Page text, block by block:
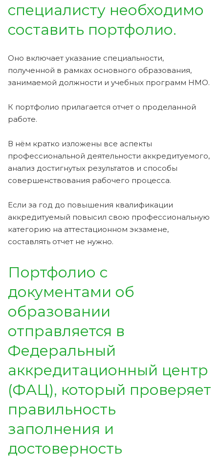
специалисту необходимо
составить портфолио.
Оно включает указание специальности,
полученной в рамках основного образования,
занимаемой должности и учебных программ НМО.
К портфолио прилагается отчет о проделанной
работе.
В нём кратко изложены все аспекты
профессиональной деятельности аккредитуемого,
анализ достигнутых результатов и способы
совершенствования рабочего процесса.
Если за год до повышения квалификации
аккредитуемый повысил свою профессиональную
категорию на аттестационном экзамене,
составлять отчет не нужно.
Портфолио с
документами об
образовании
отправляется в
Федеральный
аккредитационный центр
(ФАЦ), который проверяет
правильность
заполнения и
достоверность